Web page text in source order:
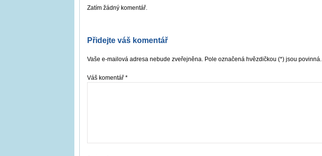
Zatím žádný komentář.
Přidejte váš komentář
Vaše e-mailová adresa nebude zveřejněna. Pole označená hvězdičkou (*) jsou povinná.
Váš komentář *